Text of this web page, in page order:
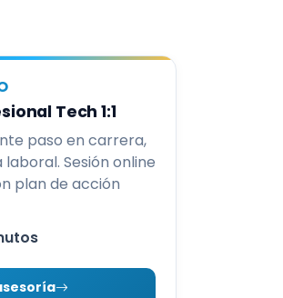
Tech 1:1
paso en carrera,
Sesión online
plan de acción